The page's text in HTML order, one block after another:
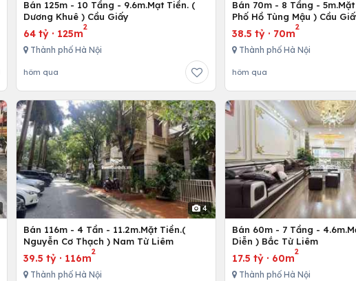
Bán 125m - 10 Tầng - 9.6m.Mạt Tiền. (
Dương Khuê ) Cầu Giấy
64 tỷ · 125m
2
Thành phố Hà Nội
hôm qua
Bán 70m - 8 Tầng -
Phố Hồ Tùng Mậu ) Cầu
38.5 tỷ· 70m
2
Thành phố Hà Nội
hôm qua
4
Bán 116m - 4 Tần - 11.2m.Mặt Tiền.(
Nguyễn Cơ Thạch ) Nam Từ Liêm
39.5 tỷ · 116m
2
Thành phố Hà Nội
Bán 60m - 7 Tầng -
Diễn ) Bắc Từ Liêm
17.5 tỷ· 60m
2
Thành phố Hà Nội